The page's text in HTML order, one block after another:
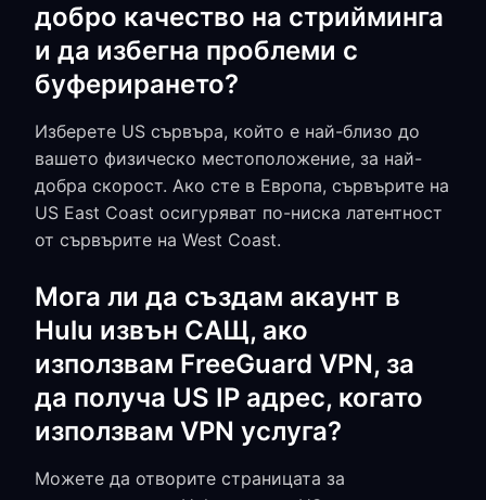
добро качество на стрийминга
и да избегна проблеми с
буферирането?
Изберете US сървъра, който е най-близо до
вашето физическо местоположение, за най-
добра скорост. Ако сте в Европа, сървърите на
US East Coast осигуряват по-ниска латентност
от сървърите на West Coast.
Мога ли да създам акаунт в
Hulu извън САЩ, ако
използвам FreeGuard VPN, за
да получа US IP адрес, когато
използвам VPN услуга?
Можете да отворите страницата за